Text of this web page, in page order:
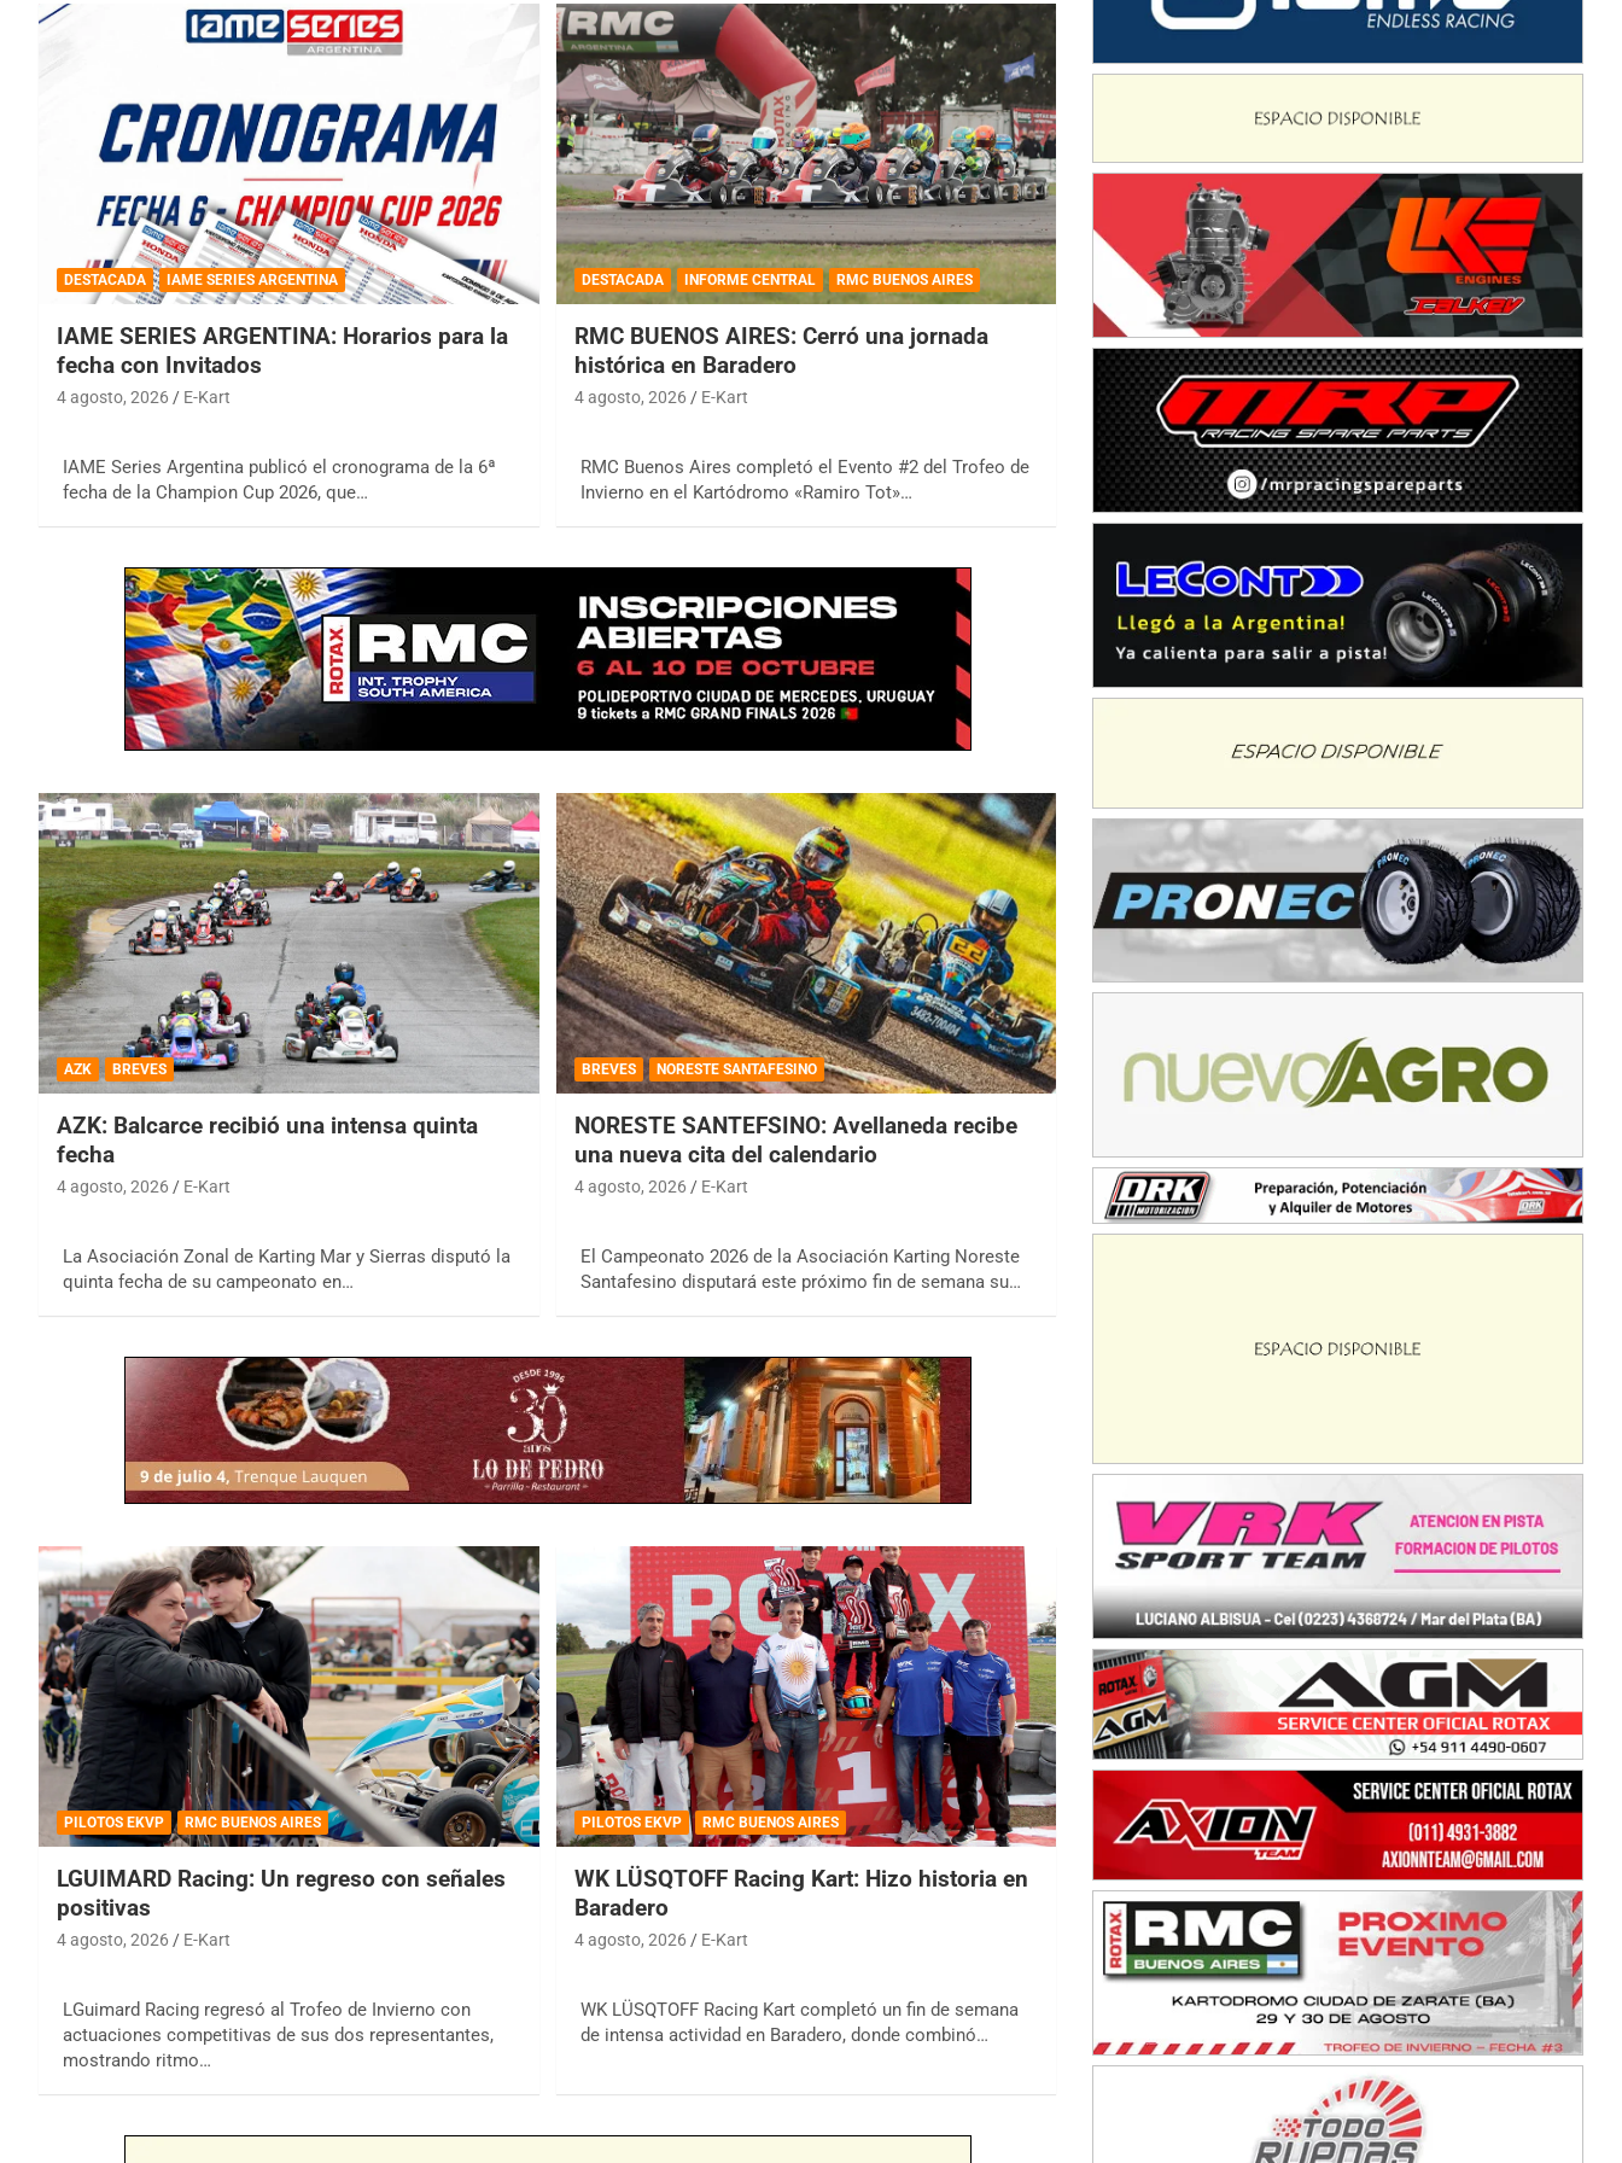
DESTACADA IAME SERIES ARGENTINA
IAME SERIES ARGENTINA: Horarios para la
fecha con Invitados
4 agosto, 2026 E-Kart
IAME Series Argentina publicó el cronograma de la 6ª
fecha de la Champion Cup 2026, que…
DESTACADA INFORME CENTRAL RMC BUENOS AIRES
RMC BUENOS AIRES: Cerró una jornada
histórica en Baradero
4 agosto, 2026 E-Kart
RMC Buenos Aires completó el Evento #2 del Trofeo de
Invierno en el Kartódromo «Ramiro Tot»…
AZK BREVES
AZK: Balcarce recibió una intensa quinta
fecha
4 agosto, 2026 E-Kart
La Asociación Zonal de Karting Mar y Sierras disputó la
quinta fecha de su campeonato en…
BREVES NORESTE SANTAFESINO
NORESTE SANTEFSINO: Avellaneda recibe
una nueva cita del calendario
4 agosto, 2026 E-Kart
El Campeonato 2026 de la Asociación Karting Noreste
Santafesino disputará este próximo fin de semana su…
PILOTOS EKVP RMC BUENOS AIRES
LGUIMARD Racing: Un regreso con señales
positivas
4 agosto, 2026 E-Kart
LGuimard Racing regresó al Trofeo de Invierno con
actuaciones competitivas de sus dos representantes,
mostrando ritmo…
PILOTOS EKVP RMC BUENOS AIRES
WK LÜSQTOFF Racing Kart: Hizo historia en
Baradero
4 agosto, 2026 E-Kart
WK LÜSQTOFF Racing Kart completó un fin de semana
de intensa actividad en Baradero, donde combinó…
Ciudad de Trenque Lauquen (Asfalto)
Parque de la Velocidad (Asfalto)
Villaguay (Entre Ríos)
VICTORIENSE - F7
El Cerro (Tierra)
Victoria (Entre Ríos)
PATAGONICO - F6
Moto Club Reginense (Tierra)
Gral. E. Godoy (Río Negro)
CSK - F7
Juventud Unida (Tierra)
Humboldt (Santa Fe)
NORESTE SANTAFESINO - F6
Ciudad de Avellaneda (Asfalto)
SUR SANTAFESINO - F4
José Samuel Sánchez (Tierra)
TUCUMANO - F5